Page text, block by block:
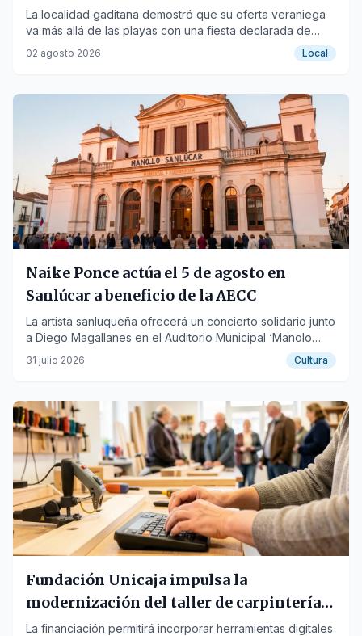
La localidad gaditana demostró que su oferta veraniega
va más allá de las playas con una fiesta declarada de
Interés Turístico de Andalucía.
02 agosto 2026 Local
Naike Ponce actúa el 5 de agosto en
Sanlúcar a beneficio de la AECC
La artista sanluqueña ofrecerá un concierto solidario junto
a Diego Magallanes en el Auditorio Municipal ‘Manolo
Sanlúcar’.
31 julio 2026 Cultura
Fundación Unicaja impulsa la
modernización del taller de carpintería
de Upacesur en Jerez
La financiación permitirá incorporar herramientas digitales